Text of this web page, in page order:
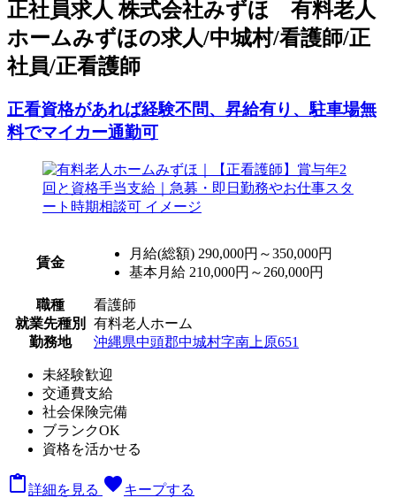
正社員求人 株式会社みずほ 有料老人
ホームみずほの求人/中城村/看護師/正
社員/正看護師
正看資格があれば経験不問、昇給有り、駐車場無
料でマイカー通勤可
賃金
月給(総額) 290,000円～350,000円
基本月給 210,000円～260,000円
職種
看護師
就業先種別
有料老人ホーム
勤務地
沖縄県中頭郡中城村字南上原651
未経験歓迎
交通費支給
社会保険完備
ブランクOK
資格を活かせる
詳細を見る favoriteキープする